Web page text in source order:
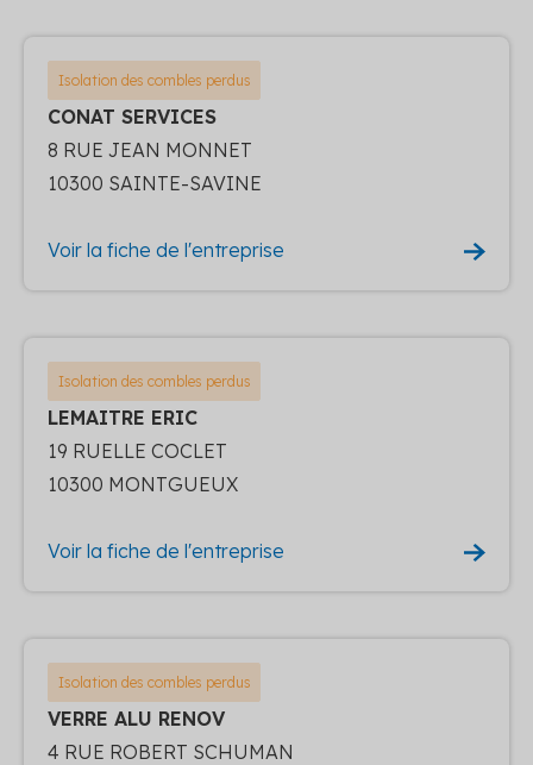
Isolation des combles perdus
CONAT SERVICES
8 RUE JEAN MONNET
10300 SAINTE-SAVINE
Voir la fiche de l'entreprise
Isolation des combles perdus
LEMAITRE ERIC
19 RUELLE COCLET
10300 MONTGUEUX
Voir la fiche de l'entreprise
Isolation des combles perdus
VERRE ALU RENOV
4 RUE ROBERT SCHUMAN